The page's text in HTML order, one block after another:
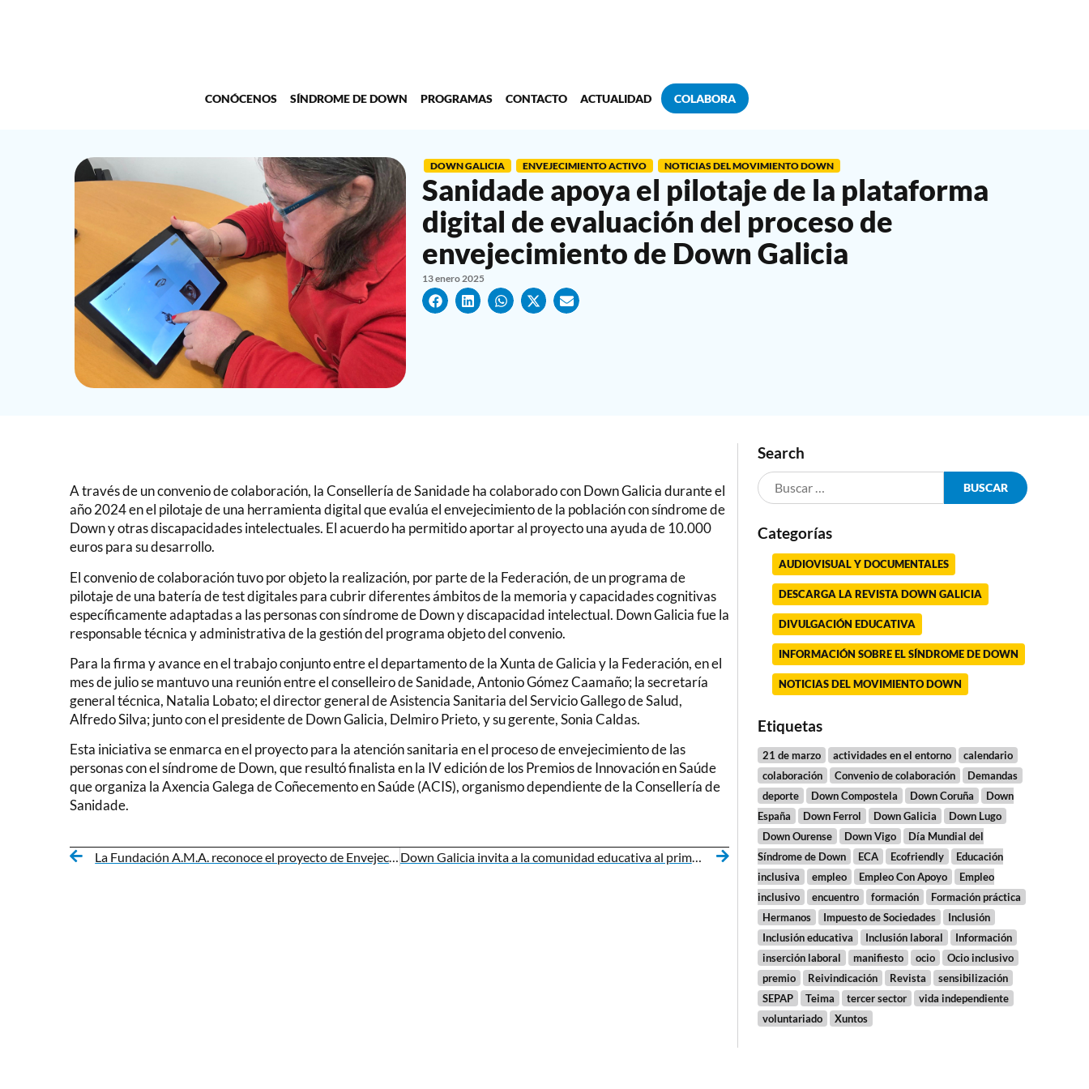
CONÓCENOS SÍNDROME DE DOWN PROGRAMAS CONTACTO ACTUALIDAD COLABORA
DOWN GALICIA ENVEJECIMIENTO ACTIVO NOTICIAS DEL MOVIMIENTO DOWN
Sanidade apoya el pilotaje de la plataforma
digital de evaluación del proceso de
envejecimiento de Down Galicia
13 enero 2025
A través de un convenio de colaboración, la Consellería de Sanidade ha colaborado con Down Galicia durante el
año 2024 en el pilotaje de una herramienta digital que evalúa el envejecimiento de la población con síndrome de
Down y otras discapacidades intelectuales. El acuerdo ha permitido aportar al proyecto una ayuda de 10.000
euros para su desarrollo.
El convenio de colaboración tuvo por objeto la realización, por parte de la Federación, de un programa de
pilotaje de una batería de test digitales para cubrir diferentes ámbitos de la memoria y capacidades cognitivas
específicamente adaptadas a las personas con síndrome de Down y discapacidad intelectual. Down Galicia fue la
responsable técnica y administrativa de la gestión del programa objeto del convenio.
Para la firma y avance en el trabajo conjunto entre el departamento de la Xunta de Galicia y la Federación, en el
mes de julio se mantuvo una reunión entre el conselleiro de Sanidade, Antonio Gómez Caamaño; la secretaría
general técnica, Natalia Lobato; el director general de Asistencia Sanitaria del Servicio Gallego de Salud,
Alfredo Silva; junto con el presidente de Down Galicia, Delmiro Prieto, y su gerente, Sonia Caldas.
Esta iniciativa se enmarca en el proyecto para la atención sanitaria en el proceso de envejecimiento de las
personas con el síndrome de Down, que resultó finalista en la IV edición de los Premios de Innovación en Saúde
que organiza la Axencia Galega de Coñecemento en Saúde (ACIS), organismo dependiente de la Consellería de
Sanidade.
La Fundación A.M.A. reconoce el proyecto de Envejecimiento de Down Galicia en la X edición del Premio Mutualista Solidario Down Galicia invita a la comunidad educativa al primer encuentro internacional del proyecto europeo ARISE
Search
Categorías
AUDIOVISUAL Y DOCUMENTALES
DESCARGA LA REVISTA DOWN GALICIA
DIVULGACIÓN EDUCATIVA
INFORMACIÓN SOBRE EL SÍNDROME DE DOWN
NOTICIAS DEL MOVIMIENTO DOWN
Etiquetas
21 de marzo actividades en el entorno
calendario
colaboración
Convenio de colaboración
Demandas
deporte
Down Compostela Down Coruña
Down
España
Down Ferrol Down Galicia
Down Lugo
Down Ourense
Down Vigo
Día Mundial del
Síndrome de Down
ECA Ecofriendly
Educación
inclusiva
empleo Empleo Con Apoyo
Empleo
inclusivo
encuentro formación
Formación práctica
Hermanos
Impuesto de Sociedades
Inclusión
Inclusión educativa
Inclusión laboral
Información
inserción laboral
manifiesto ocio
Ocio inclusivo
premio
Reivindicación Revista
sensibilización
SEPAP
Teima tercer sector
vida independiente
voluntariado
Xuntos